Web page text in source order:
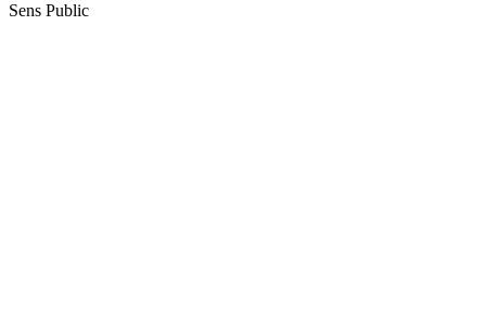
Sens Public